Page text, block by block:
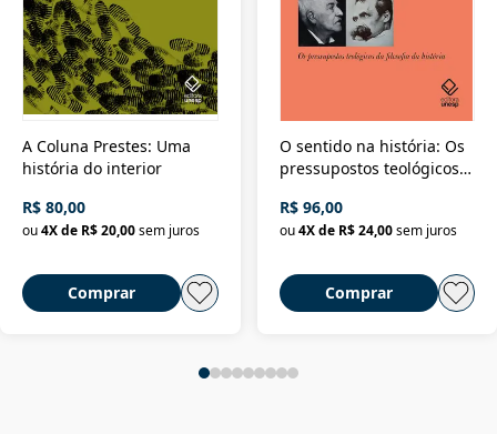
A Coluna Prestes: Uma
história do interior
R$ 80,00
ou4X de R$ 20,00sem juros
Comprar
O sentido na história: Os
pressupostos teológicos
R$ 96,00
ou 4X de R$ 24,00 sem juros
Comprar